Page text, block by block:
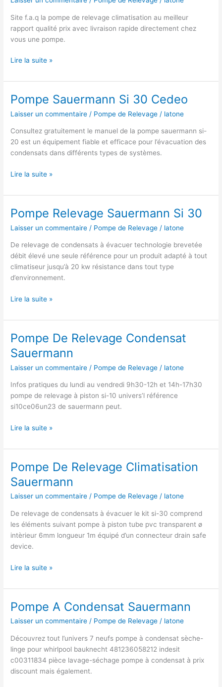
Site f.a.q la pompe de relevage climatisation au meilleur
rapport qualité prix avec livraison rapide directement chez
vous une pompe.
Pompe
Relevage
Sauermann
Lire la suite »
Pompe Sauermann Si 30 Cedeo
Laisser un commentaire / Pompe de Relevage / latone
Consultez gratuitement le manuel de la pompe sauermann si-
20 est un équipement fiable et efficace pour l’évacuation des
condensats dans différents types de systèmes.
Pompe
Si
Cedeo
Lire la suite »
Pompe Relevage Sauermann Si 30
Laisser un commentaire / Pompe de Relevage / latone
De relevage de condensats à évacuer technologie brevetée
débit élevé une seule référence pour un produit adapté à tout
climatiseur jusqu’à 20 kw résistance dans tout type
d’environnement.
Pompe
Sauermann
30
Lire la suite »
Pompe De Relevage Condensat
Sauermann
Laisser un commentaire / Pompe de Relevage / latone
Infos pratiques du lundi au vendredi 9h30-12h et 14h-17h30
pompe de relevage à piston si-10 univers’l référence
si10ce06un23 de sauermann peut.
Pompe
Relevage
Sauermann
Lire la suite »
Pompe De Relevage Climatisation
Sauermann
Laisser un commentaire / Pompe de Relevage / latone
De relevage de condensats à évacuer le kit si-30 comprend
les éléments suivant pompe à piston tube pvc transparent ø
intèrieur 6mm longueur 1m équipé d’un connecteur drain safe
device.
Pompe
Relevage
Sauermann
Lire la suite »
Pompe A Condensat Sauermann
Laisser un commentaire / Pompe de Relevage / latone
Découvrez tout l’univers 7 neufs pompe à condensat sèche-
linge pour whirlpool bauknecht 481236058212 indesit
c00311834 pièce lavage-séchage pompe à condensat à prix
discount mais également.